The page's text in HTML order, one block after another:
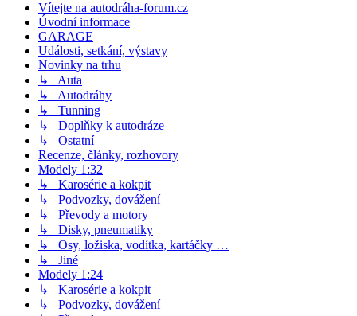
Vítejte na autodráha-forum.cz
Úvodní informace
GARAGE
Události, setkání, výstavy
Novinky na trhu
↳ Auta
↳ Autodráhy
↳ Tunning
↳ Doplňky k autodráze
↳ Ostatní
Recenze, články, rozhovory
Modely 1:32
↳ Karosérie a kokpit
↳ Podvozky, dovážení
↳ Převody a motory
↳ Disky, pneumatiky
↳ Osy, ložiska, vodítka, kartáčky …
↳ Jiné
Modely 1:24
↳ Karosérie a kokpit
↳ Podvozky, dovážení